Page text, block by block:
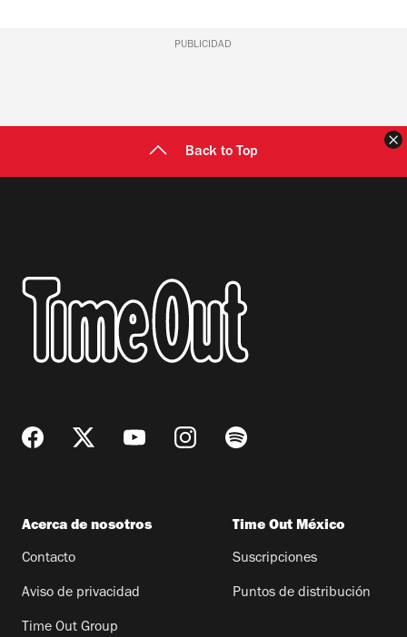
PUBLICIDAD
Back to Top
Acerca de nosotros
Contacto
Aviso de privacidad
Time Out Group
Time Out México
Suscripciones
Puntos de distribución